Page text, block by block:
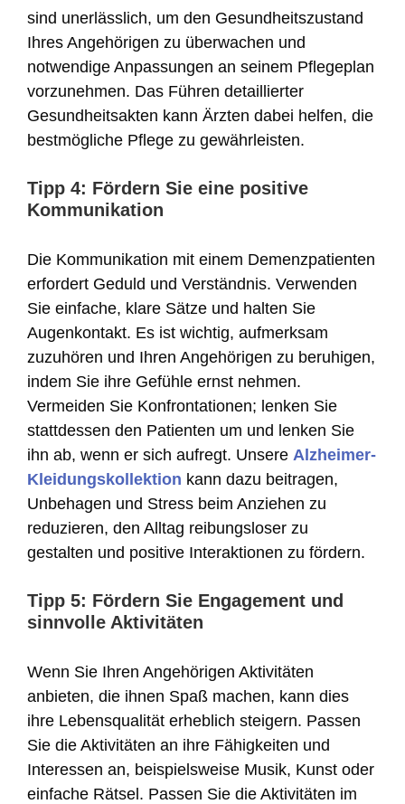
sind unerlässlich, um den Gesundheitszustand
Ihres Angehörigen zu überwachen und
notwendige Anpassungen an seinem Pflegeplan
vorzunehmen. Das Führen detaillierter
Gesundheitsakten kann Ärzten dabei helfen, die
bestmögliche Pflege zu gewährleisten.
Tipp 4: Fördern Sie eine positive
Kommunikation
Die Kommunikation mit einem Demenzpatienten
erfordert Geduld und Verständnis. Verwenden
Sie einfache, klare Sätze und halten Sie
Augenkontakt. Es ist wichtig, aufmerksam
zuzuhören und Ihren Angehörigen zu beruhigen,
indem Sie ihre Gefühle ernst nehmen.
Vermeiden Sie Konfrontationen; lenken Sie
stattdessen den Patienten um und lenken Sie
ihn ab, wenn er sich aufregt. Unsere Alzheimer-
Kleidungskollektion kann dazu beitragen,
Unbehagen und Stress beim Anziehen zu
reduzieren, den Alltag reibungsloser zu
gestalten und positive Interaktionen zu fördern.
Tipp 5: Fördern Sie Engagement und
sinnvolle Aktivitäten
Wenn Sie Ihren Angehörigen Aktivitäten
anbieten, die ihnen Spaß machen, kann dies
ihre Lebensqualität erheblich steigern. Passen
Sie die Aktivitäten an ihre Fähigkeiten und
Interessen an, beispielsweise Musik, Kunst oder
einfache Rätsel. Passen Sie die Aktivitäten im